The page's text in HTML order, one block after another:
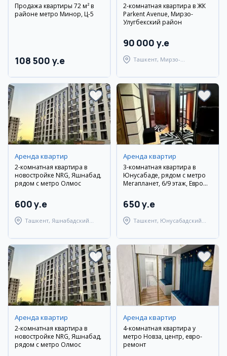
Продажа квартиры 72 м² в
районе метро Минор, Ц-5
108 500 y.e
2-комнатная квартира в ЖК
Parkent Avenue, Мирзо-
Улугбекский район
90 000 y.e
Ташкент, Мирзо-
Аренда квартир
2-комнатная квартира в
новостройке NRG, Яшнабад,
рядом с метро Олмос
600 y.e
Ташкент, Яшнабадский
Аренда квартир
3-комнатная квартира в
Юнусабаде, рядом с метро
Мегапланет, 6/9 этаж, Евро
650 y.e
Ташкент, Юнусабадский
Аренда квартир
2-комнатная квартира в
новостройке NRG, Яшнабад,
рядом с метро Олмос
Аренда квартир
4-комнатная квартира у
метро Новза, центр, евро-
ремонт